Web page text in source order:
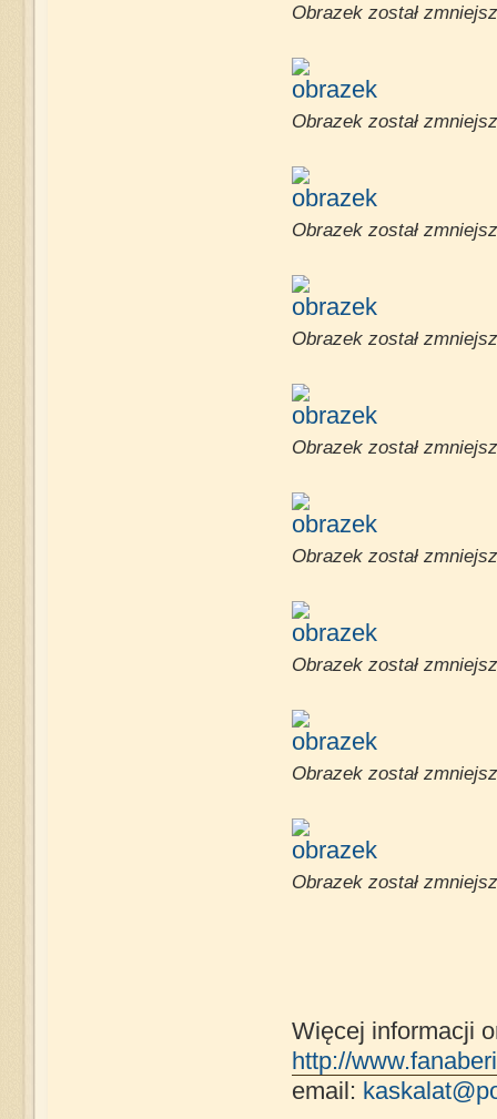
Obrazek został
Obrazek został
Obrazek został
Obrazek został
Obrazek został
Obrazek został
Obrazek został
Obrazek został
Obrazek został
Więcej informacji
http://
email: